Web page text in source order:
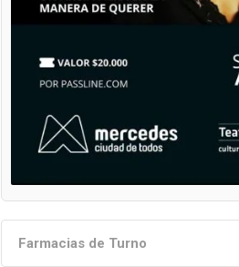
Farmacias de Turno